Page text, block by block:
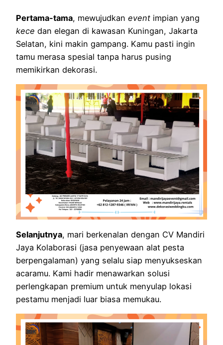
Pertama-tama, mewujudkan event impian yang
kece dan elegan di kawasan Kuningan, Jakarta
Selatan, kini makin gampang. Kamu pasti ingin
tamu merasa spesial tanpa harus pusing
memikirkan dekorasi.
Selanjutnya, mari berkenalan dengan CV Mandiri
Jaya Kolaborasi (jasa penyewaan alat pesta
berpengalaman) yang selalu siap menyukseskan
acaramu. Kami hadir menawarkan solusi
perlengkapan premium untuk menyulap lokasi
pestamu menjadi luar biasa memukau.